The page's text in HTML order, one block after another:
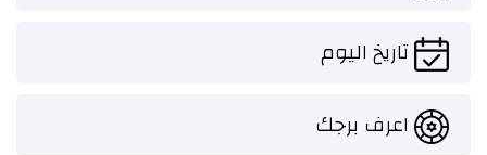
تاريخ اليوم
اعرف برجك